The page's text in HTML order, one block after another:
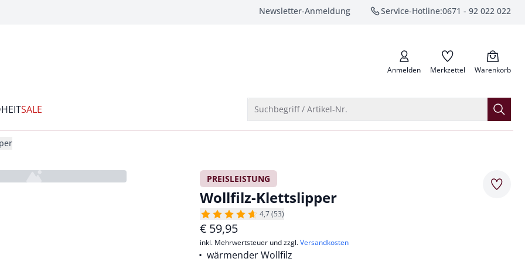
Newsletter-Anmeldung Service-Hotline:0671 - 92 022 022
anrufen
Anmelden Merkzettel Warenkorb
SALE Suchbegriff / Artikel-Nr.
PREISLEISTUNG
Wollfilz-Klettslipper
4,7 (53)
€ 59,95
inkl. Mehrwertsteuer und zzgl.Versandkosten
wärmender Wollfilz